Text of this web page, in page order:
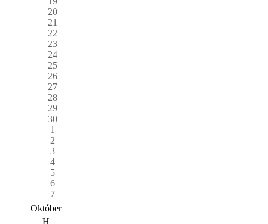
20
21
22
23
24
25
26
27
28
29
30
1
2
3
4
5
6
7
Október
H